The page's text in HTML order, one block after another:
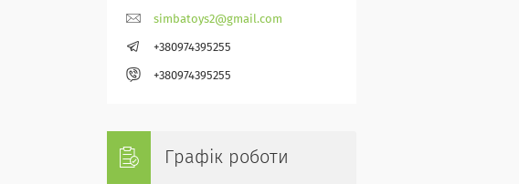
simbatoys2@gmail.com
+380974395255
+380974395255
Графік роботи